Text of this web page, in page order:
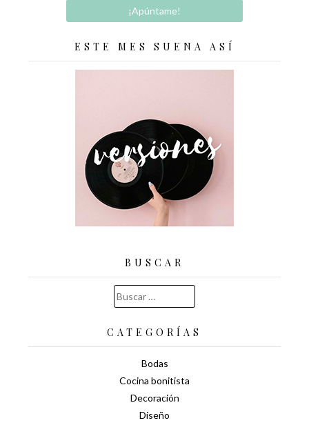
ESTE MES SUENA ASÍ
BUSCAR
Buscar:
CATEGORÍAS
Bodas
Cocina bonitista
Decoración
Diseño